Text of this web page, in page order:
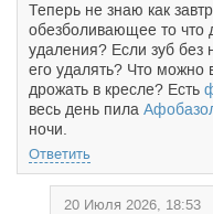
Теперь не знаю как
обезболивающее то что
удаления? Если зуб без
его удалять? Что
дрожать в кресле? Есть
весь день пила
ночи.
Ответить
20 Июля 2026, 18:53